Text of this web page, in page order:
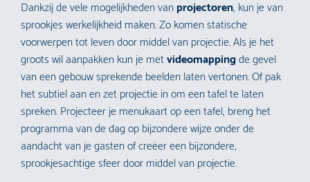
Dankzij de vele mogelijkheden vanprojectoren, kun je van
sprookjes werkelijkheid maken. Zo komen statische
voorwerpen tot leven door middel van projectie. Als je het
groots wil aanpakken kun je metvideomappingde gevel
van een gebouw sprekende beelden laten vertonen. Of pak
het subtiel aan en zet projectie in om een tafel te laten
spreken. Projecteer je menukaart op een tafel, breng het
programma van de dag op bijzondere wijze onder de
aandacht van je gasten of creëer een bijzondere,
sprookjesachtige sfeer door middel van projectie.